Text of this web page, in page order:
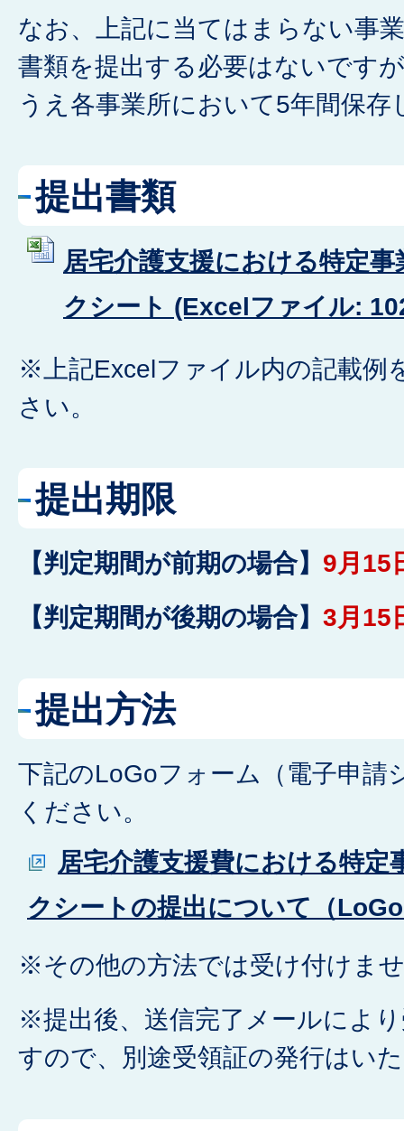
なお、上記に当てはまらない事
書類を提出する必要はないです
うえ各事業所において5年間保存
提出書類
居宅介護支援における特定
クシート (Excelファイル:
※上記Excelファイル内の記載例
さい。
提出期限
【判定期間が前期の場合】 9月15
【判定期間が後期の場合】 3月15
提出方法
下記のLoGoフォーム（電子申請
ください。
居宅介護支援費における特定
クシートの提出について（
※その他の方法では受け付けま
※提出後、送信完了メールによ
すので、別途受領証の発行はい